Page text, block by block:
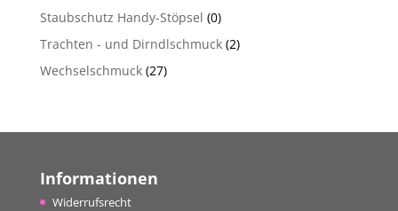
Staubschutz Handy-Stöpsel (0)
Trachten - und Dirndlschmuck (2)
Wechselschmuck (27)
Informationen
Widerrufsrecht